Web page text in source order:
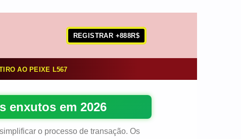
REGISTRAR +888R$
AO PEIXE L567
enxutos em 2026
o processo de transação. Os